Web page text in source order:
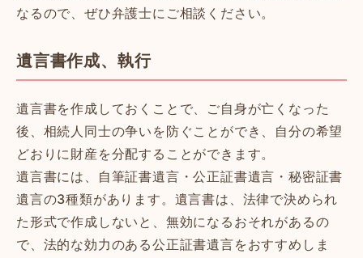
なるので、ぜひ弁護士にご相談ください。
遺言書作成、執行
遺言書を作成しておくことで、ご自身が亡くなった
後、相続人同士の争いを防ぐことができ、自分の希望
どおりに財産を分配することができます。
遺言書には、自筆証書遺言・公正証書遺言・秘密証書
遺言の3種類があります。遺言書は、法律で決められ
た形式で作成しないと、無効になるおそれがあるの
で、法的な効力のある公正証書遺言をおすすめしま